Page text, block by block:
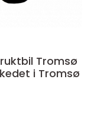
Tromsø
i Tromsø